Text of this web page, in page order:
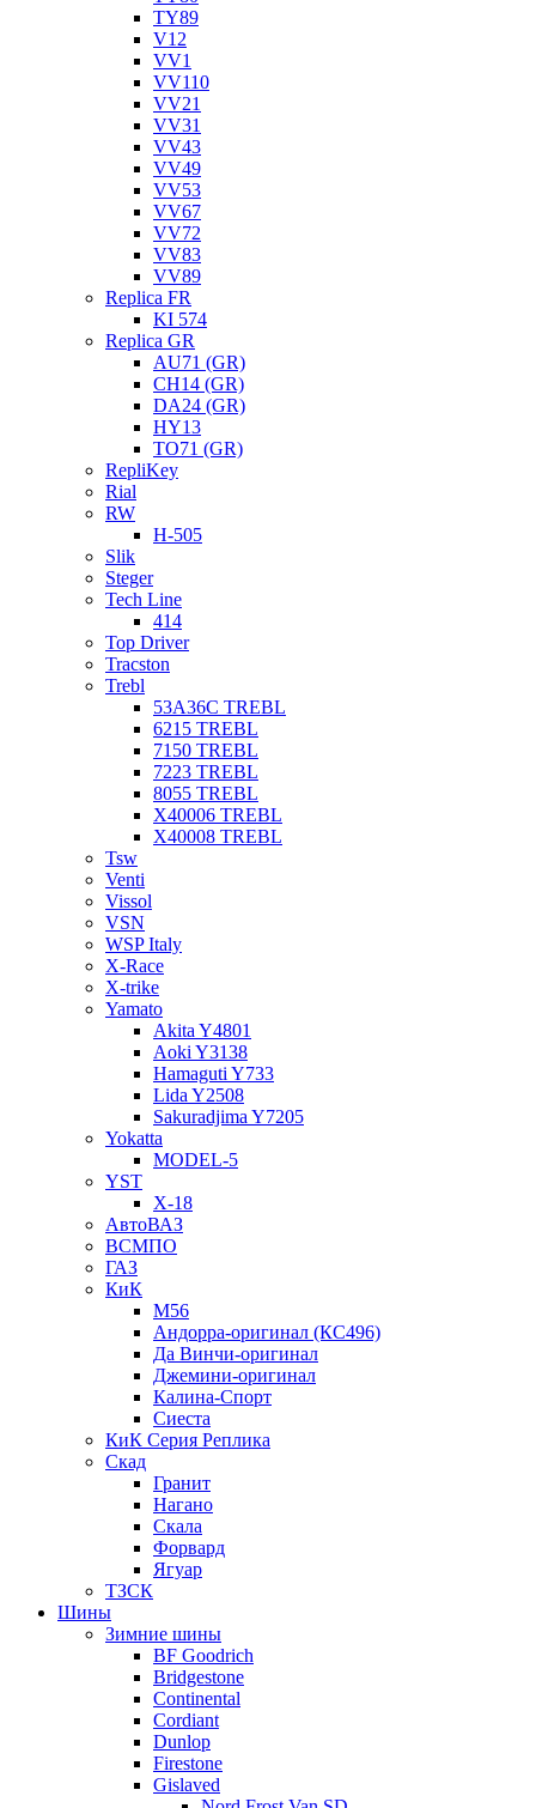
TY89
V12
VV1
VV110
VV21
VV31
VV43
VV49
VV53
VV67
VV72
VV83
VV89
Replica FR
KI 574
Replica GR
AU71 (GR)
CH14 (GR)
DA24 (GR)
HY13
TO71 (GR)
RepliKey
Rial
RW
H-505
Slik
Steger
Tech Line
414
Top Driver
Tracston
Trebl
53A36C TREBL
6215 TREBL
7150 TREBL
7223 TREBL
8055 TREBL
X40006 TREBL
X40008 TREBL
Tsw
Venti
Vissol
VSN
WSP Italy
X-Race
X-trike
Yamato
Akita Y4801
Aoki Y3138
Hamaguti Y733
Lida Y2508
Sakuradjima Y7205
Yokatta
MODEL-5
YST
X-18
АвтоВАЗ
ВСМПО
ГАЗ
КиК
M56
Андорра-оригинал (КС496)
Да Винчи-оригинал
Джемини-оригинал
Калина-Спорт
Сиеста
КиК Серия Реплика
Скад
Гранит
Нагано
Скала
Форвард
Ягуар
ТЗСК
Шины
Зимние шины
BF Goodrich
Bridgestone
Continental
Cordiant
Dunlop
Firestone
Gislaved